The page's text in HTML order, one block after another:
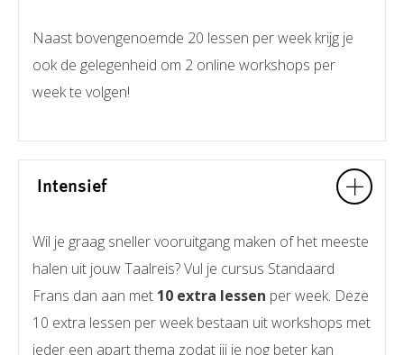
Naast bovengenoemde 20 lessen per week krijg je
ook de gelegenheid om 2 online workshops per
week te volgen!
Intensief
Wil je graag sneller vooruitgang maken of het meeste
halen uit jouw Taalreis? Vul je cursus Standaard
Frans dan aan met 10 extra lessen per week. Deze
10 extra lessen per week bestaan uit workshops met
ieder een apart thema zodat jij je nog beter kan